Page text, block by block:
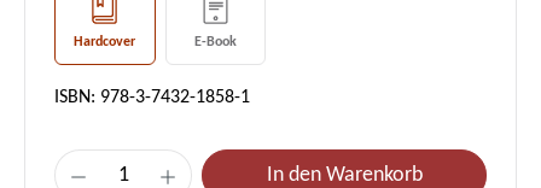
Hardcover E-Book
ISBN: 978-3-7432-1858-1
Produkt Anzahl: Gib den gewünschten
In den Warenkorb